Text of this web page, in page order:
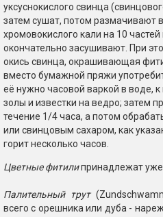
уксуснокислого свинца
затем сушат, потом размачивают
хромовокислого кали на 10
окончательно засушивают. При
окись свинца, окрашивающая
вместо бумажной пряжи
её нужно часовой варкой в воде,
золы и известки на ведро; затем
течение 1/4 часа, а потом
или свинцовым сахаром, как
горит несколько часов.
Цветные фитилипринадлежат уже
Палительный трут
всего с орешника или дуба -